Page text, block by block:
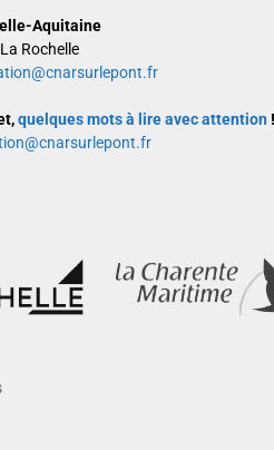
Aquitaine
Rochelle
quelques mots à lire avec attention